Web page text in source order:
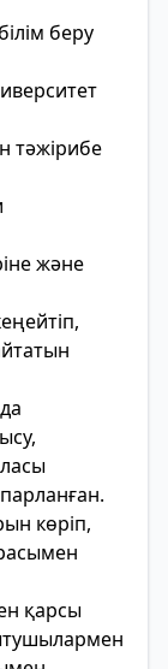
беру
тәжірибе
және
көріп,
қарсы